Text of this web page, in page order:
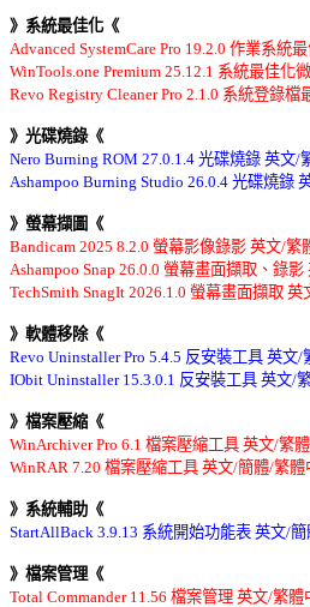
》系統最佳化《
Advanced SystemCare Pro 19.2.0 作業系統
WinTools.one Premium 25.12.1 系統最佳化
Revo Registry Cleaner Pro 2.1.0 系統登錄
》光碟燒錄《
Nero Burning ROM 27.0.1.4 光碟燒錄 英文/
Ashampoo Burning Studio 26.0.4 光碟燒錄
》螢幕擷圖《
Bandicam 2025 8.2.0 螢幕影像錄影 英文/繁
Ashampoo Snap 26.0.0 螢幕畫面擷取、錄
TechSmith SnagIt 2026.1.0 螢幕畫面擷取 英
》軟體移除《
Revo Uninstaller Pro 5.4.5 反安裝工具 英文/
IObit Uninstaller 15.3.0.1 反安裝工具 英文/
》檔案壓縮《
WinArchiver Pro 6.1 檔案壓縮工具 英文/繁
WinRAR 7.20 檔案壓縮工具 英文/簡體/繁體
》系統輔助《
StartAllBack 3.9.13 系統開始功能表 英文/
》檔案管理《
Total Commander 11.56 檔案管理 英文/繁體